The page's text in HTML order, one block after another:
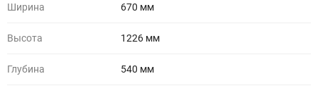
Ширина 670 мм
Высота 1226 мм
Глубина 540 мм